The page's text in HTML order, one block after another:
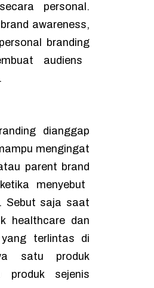
secara personal.
brand awareness,
personal branding
audiens
dianggap
mengingat
parent brand
menyebut
Sebut saja saat
healthcare dan
terlintas di
satu produk
produk sejenis